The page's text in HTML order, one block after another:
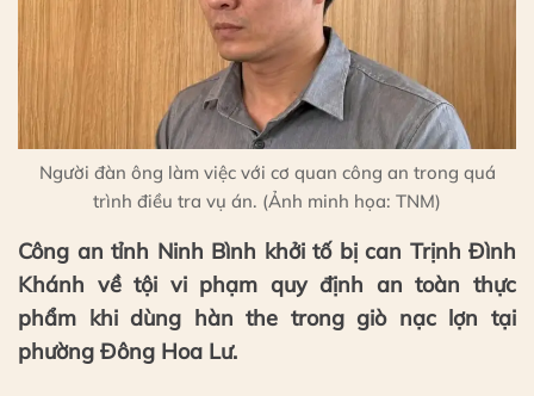
Người đàn ông làm việc với cơ quan công an trong quá
trình điều tra vụ án. (Ảnh minh họa: TNM)
Công an tỉnh Ninh Bình khởi tố bị can Trịnh Đình
Khánh về tội vi phạm quy định an toàn thực
phẩm khi dùng hàn the trong giò nạc lợn tại
phường Đông Hoa Lư.